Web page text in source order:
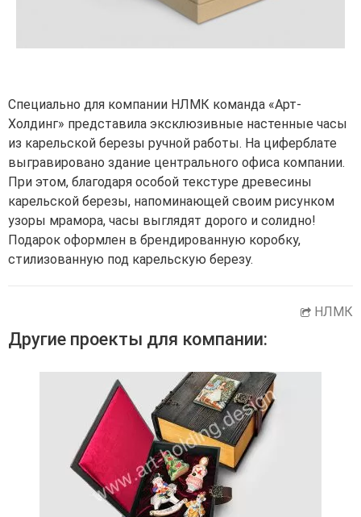
Специально для компании НЛМК команда «Арт-
Холдинг» представила эксклюзивные настенные часы
из карельской березы ручной работы. На циферблате
выгравировано здание центрального офиса компании.
При этом, благодаря особой текстуре древесины
карельской березы, напоминающей своим рисунком
узоры мрамора, часы выглядят дорого и солидно!
Подарок оформлен в брендированную коробку,
стилизованную под карельскую березу.
НЛМК
Другие проекты для компании: